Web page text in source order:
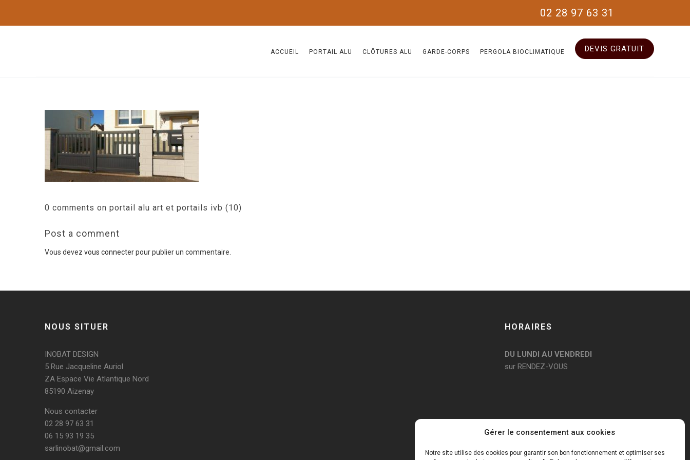
Gérer le consentement aux cookies
Notre site utilise des cookies pour garantir son bon fonctionnement et optimiser ses
02 28 97 63 31
DEVIS GRATUIT
ACCUEIL PORTAIL ALU CLÔTURES ALU GARDE-CORPS PERGOLA BIOCLIMATIQUE
0 comments on portail alu art et portails ivb (10)
Post a comment
Vous devezvous connecterpour publier un commentaire.
NOUS SITUER
INOBAT DESIGN
5 Rue Jacqueline Auriol
ZA Espace Vie Atlantique Nord
85190 Aizenay
Nous contacter
02 28 97 63 31
06 15 93 19 35
sarlinobat@gmail.com
HORAIRES
DU LUNDI AU VENDREDI
sur RENDEZ-VOUS